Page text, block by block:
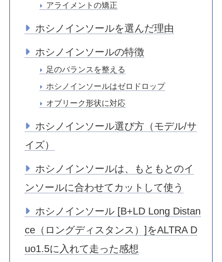
アライメントの矯正
ホシノインソールを選んだ理由
ホシノインソールの特徴
足のバランスを整える
ホシノインソールはゼロドロップ
オブリーク形状に対応
ホシノインソール選び方（モデル/サ
イズ）
ホシノインソールは、もともとのイ
ンソールに合わせてカットして使う
ホシノインソール [B+LD Long Distan
ce（ロングディスタンス）]をALTRA D
uo1.5に入れて走った感想